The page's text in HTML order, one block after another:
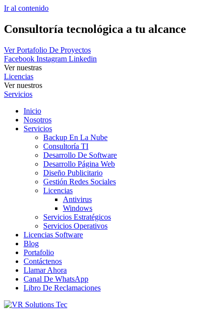
Ir al contenido
Consultoría tecnológica a tu alcance
Ver Portafolio De Proyectos
Facebook Instagram Linkedin
Ver nuestras
Licencias
Ver nuestros
Servicios
Inicio
Nosotros
Servicios
Backup En La Nube
Consultoría TI
Desarrollo De Software
Desarrollo Página Web
Diseño Publicitario
Gestión Redes Sociales
Licencias
Antivirus
Windows
Servicios Estratégicos
Servicios Operativos
Licencias Software
Blog
Portafolio
Contáctenos
Llamar Ahora
Canal De WhatsApp
Libro De Reclamaciones